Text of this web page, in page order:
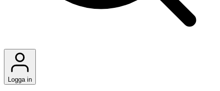
Logga in